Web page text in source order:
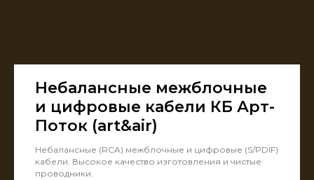
Небалансные межблочные
и цифровые кабели КБ Арт-
Поток (art&air)
Небалансные (RCA) межблочные и цифровые (S/PDIF)
кабели. Высокое качество изготовления и чистые
проводники.